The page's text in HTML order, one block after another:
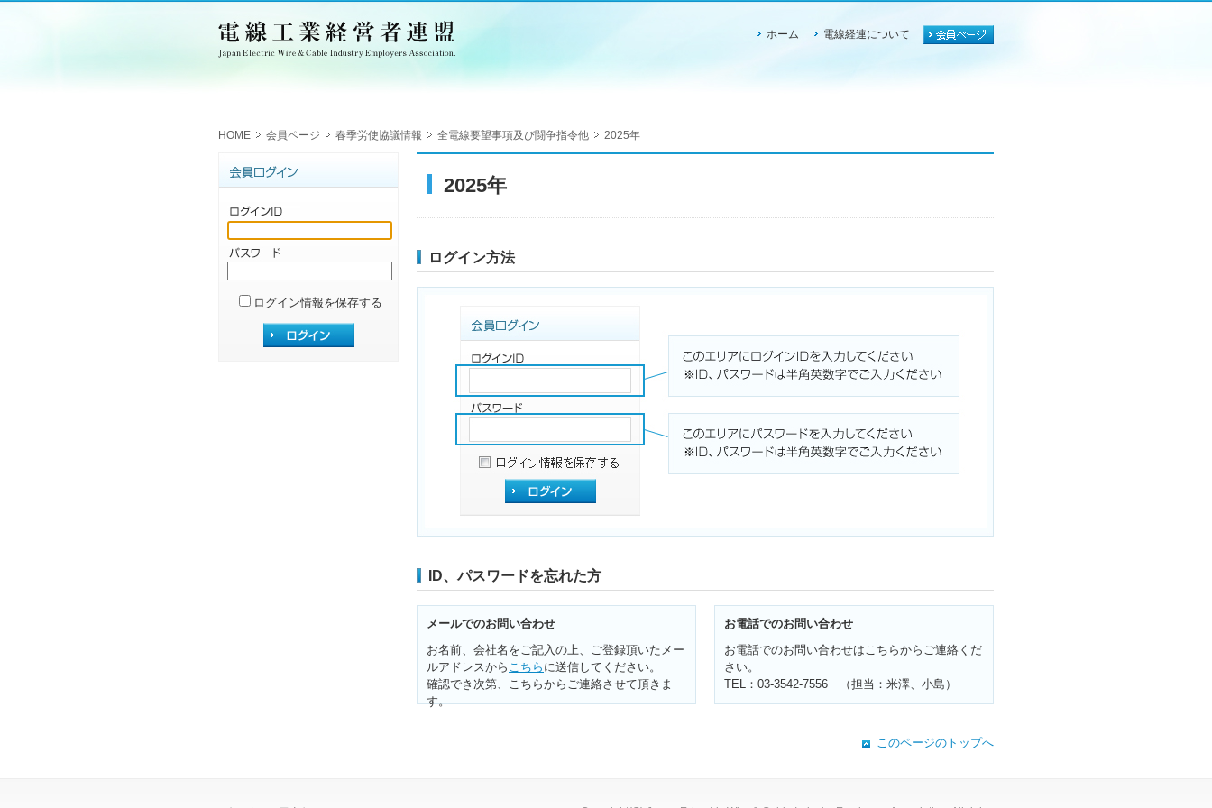
電線経連について
ホーム
HOME 会員ページ 春季労使協議情報 全電線要望事項及び闘争指令他 2025年
2025年
ログイン方法
ID、パスワードを忘れた方
メールでのお問い合わせ
お名前、会社名をご記入の上、ご登録頂いたメー
ルアドレスから こちら に送信してください。
確認でき次第、こちらからご連絡させて頂きま
す。
お電話でのお問い合わせ
お電話でのお問い合わせはこちらからご連絡くだ
さい。
TEL：03-3542-7556 （担当：米澤、小島）
ログイン情報を保存する
このページのトップへ